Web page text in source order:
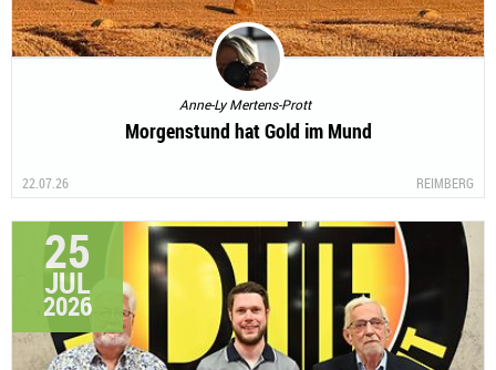
Anne-Ly Mertens-Prott
Morgenstund hat Gold im Mund
22.07.26 REIMBERG
25
JUL
2026